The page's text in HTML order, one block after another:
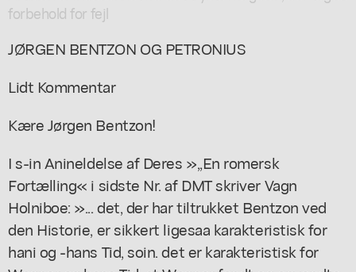
forbehold for fejl
JØRGEN BENTZON OG PETRONIUS
Lidt Kommentar
Kære Jørgen Bentzon!
I s-in Anineldelse af Deres »,,En romersk
Fortælling« i sidste Nr. af DMT skriver Vagn
Holniboe: »... det, der har tiltrukket Bentzon ved
den Historie, er sikkert ligesaa karakteristisk for
hani og -hans Tid, soin. det er karakteristisk for